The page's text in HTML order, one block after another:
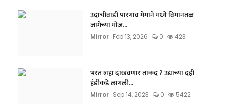
उदाचीवाडी पारगाव मेमाने मध्ये विमानतळ
जागेच्या मोज...
Mirror Feb 13, 2026 0 423
भरत शहा दाखवणार ताकद ? उद्याच्या दही
हंडीकडे लागली...
Mirror Sep 14, 2023 0 5422